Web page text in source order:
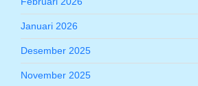
Januari 2026
Desember 2025
November 2025